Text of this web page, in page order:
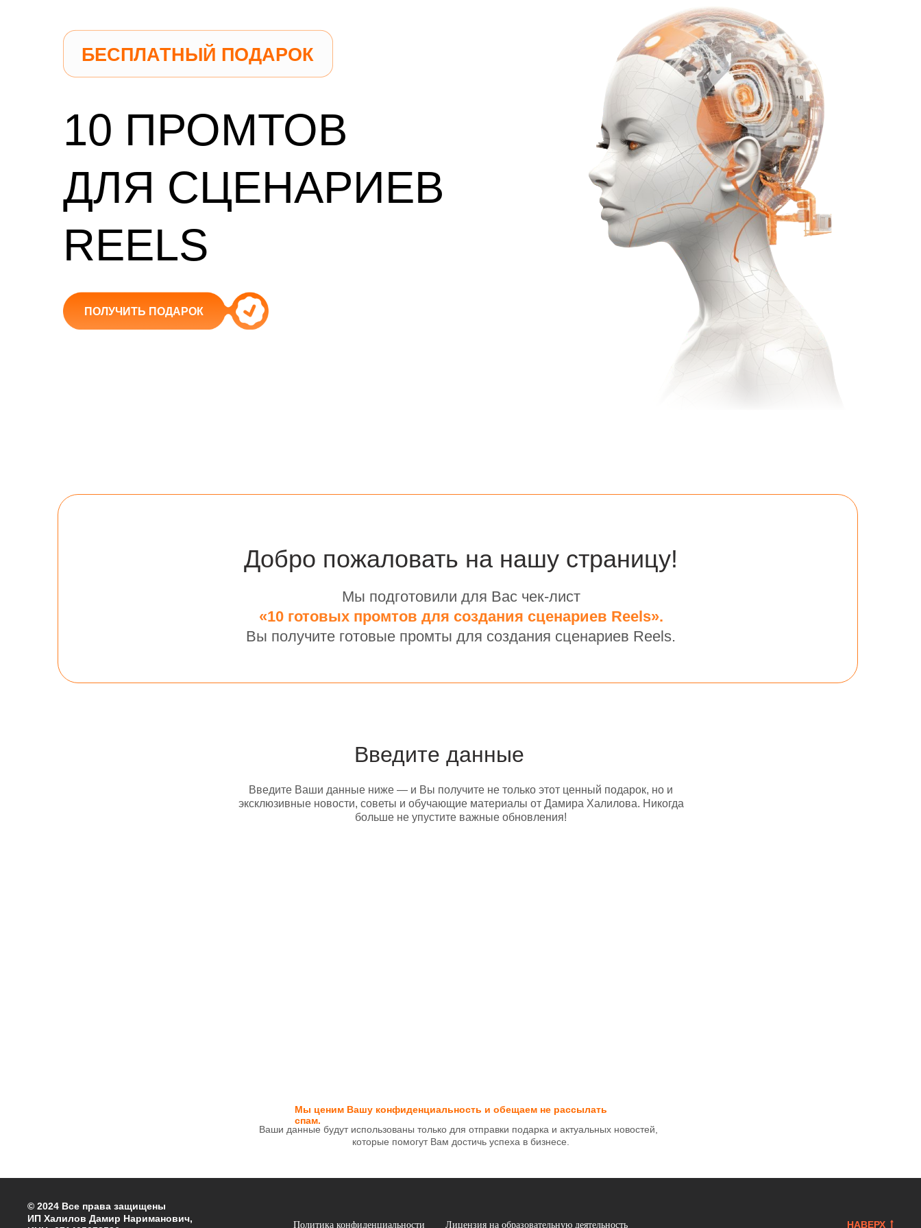
БЕСПЛАТНЫЙ ПОДАРОК
ПОЛУЧИТЬ ПОДАРОК
10 ПРОМТОВ
ДЛЯ СЦЕНАРИЕВ
REELS
Мы подготовили для Вас чек-лист
«10 готовых промтов для создания сценариев Reels».
Вы получите готовые промты для создания сценариев Reels.
Добро пожаловать на нашу страницу!
Введите данные
Введите Ваши данные ниже — и Вы получите не только этот ценный подарок, но и
эксклюзивные новости, советы и обучающие материалы от Дамира Халилова. Никогда
больше не упустите важные обновления!
Ваши данные будут использованы только для отправки подарка и актуальных новостей,
которые помогут Вам достичь успеха в бизнесе.
Мы ценим Вашу конфиденциальность и обещаем не рассылать
спам.
© 2024 Все права защищены
ИП Халилов Дамир Нариманович,
Политика конфиденциальности Лицензия на образовательную деятельность НАВЕРХ